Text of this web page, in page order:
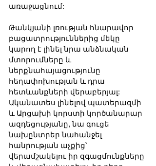
առաջացնում:
Թանկյանի լռության հնարավոր
բացատրություններից մեկը
կարող է լինել նրա անձնական
մտորումները և
ներքնահայացությունը
հեղափոխության և դրա
հետևանքների վերաբերյալ:
Ականատես լինելով պատերազմի
և Արցախի կորստի կործանարար
ազդեցությանը, նա գուցե
նախընտրեր նահանջել
հանրության աչքից՝
վերամշակելու իր զգացմունքները